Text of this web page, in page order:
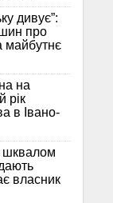
дивує”:
про
майбутнє
на
рік
в Івано-
шквалом
власник